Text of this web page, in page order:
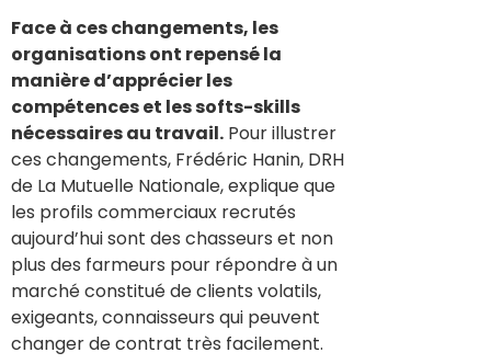
Face à ces changements, les
organisations ont repensé la
manière d’apprécier les
compétences et les softs-skills
nécessaires au travail. Pour illustrer
ces changements, Frédéric Hanin, DRH
de La Mutuelle Nationale, explique que
les profils commerciaux recrutés
aujourd’hui sont des chasseurs et non
plus des farmeurs pour répondre à un
marché constitué de clients volatils,
exigeants, connaisseurs qui peuvent
changer de contrat très facilement.